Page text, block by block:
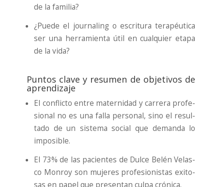
de la fami­lia?
¿Pue­de el jour­na­ling o escri­tu­ra tera­péu­ti­ca
ser una herra­mien­ta útil en cual­quier eta­pa
de la vida?
Puntos clave y resumen de objetivos de
aprendizaje
El con­flic­to entre mater­ni­dad y carre­ra pro­fe­
sio­nal no es una falla per­so­nal, sino el resul­
ta­do de un sis­te­ma social que deman­da lo
impo­si­ble.
El 73% de las pacien­tes de Dul­ce Belén Velas­
co Mon­roy son muje­res pro­fe­sio­nis­tas exi­to­
sas en papel que pre­sen­tan cul­pa cró­ni­ca.